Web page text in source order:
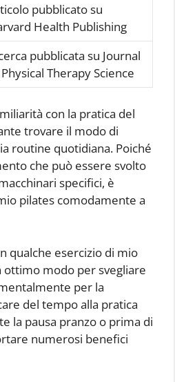
pubblicato su
Health Publishing
pubblicata su Journal
Therapy Science
con la pratica del
trovare il modo di
routine quotidiana. Poiché
che può essere svolto
specifici, è
pilates comodamente a
qualche esercizio di mio
ottimo modo per svegliare
per la
del tempo alla pratica
la pausa pranzo o prima di
numerosi benefici